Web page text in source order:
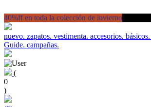
40%ff en toda la colección de invierno
nuevo. zapatos. vestimenta. accesorios. básicos.
Guide. campañas.
(
0
)